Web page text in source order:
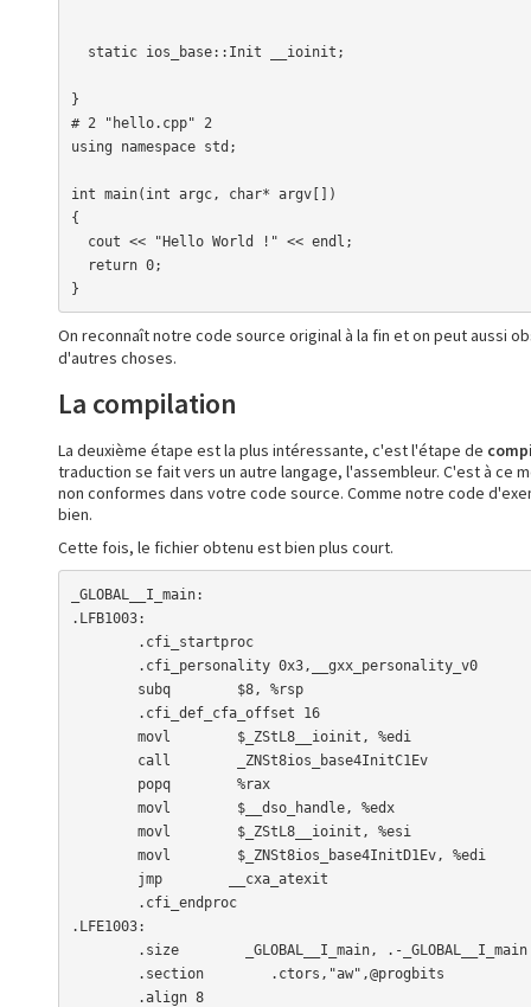
}
# 2 "hello.cpp" 2
using namespace std;
int main(int argc, char* argv[])
{
}
On reconnaît notre code source original à la fin et on peut aussi
d'autres choses.
La compilation
La deuxième étape est la plus intéressante, c'est l'étape de
traduction se fait vers un autre langage, l'assembleur. C'est à ce
non conformes dans votre code source. Comme notre code
bien.
Cette fois, le fichier obtenu est bien plus court.
_GLOBAL__I_main:
.LFB1003:
.cfi_startproc
.cfi_personality 0x3,__gxx_personality_v0
subq        $8, %rsp
.cfi_def_cfa_offset 16
movl        $_ZStL8__ioinit, %edi
call        _ZNSt8ios_base4InitC1Ev
popq        %rax
movl        $__dso_handle, %edx
movl        $_ZStL8__ioinit, %esi
movl        $_ZNSt8ios_base4InitD1Ev, %edi
jmp        __cxa_atexit
.cfi_endproc
.LFE1003:
.size        _GLOBAL__I_main, .-_GLOBAL__I_main
.section        .ctors,"aw",@progbits
.align 8